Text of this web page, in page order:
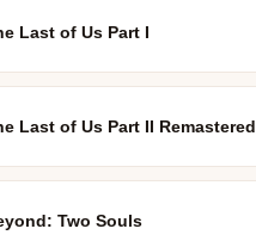
Last of Us Part I
Last of Us Part II Remastered
Two Souls